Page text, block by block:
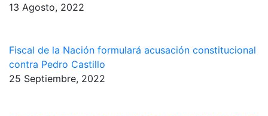
13 Agosto, 2022
Fiscal de la Nación formulará acusación constitucional
contra Pedro Castillo
25 Septiembre, 2022